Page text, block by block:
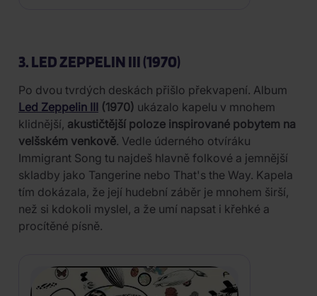
3. LED ZEPPELIN III (1970)
Po dvou tvrdých deskách přišlo překvapení. Album
Led Zeppelin III (1970) ukázalo kapelu v mnohem
klidnější, akustičtější poloze inspirované pobytem na
velšském venkově. Vedle úderného otvíráku
Immigrant Song tu najdeš hlavně folkové a jemnější
skladby jako Tangerine nebo That's the Way. Kapela
tím dokázala, že její hudební záběr je mnohem širší,
než si kdokoli myslel, a že umí napsat i křehké a
procítěné písně.